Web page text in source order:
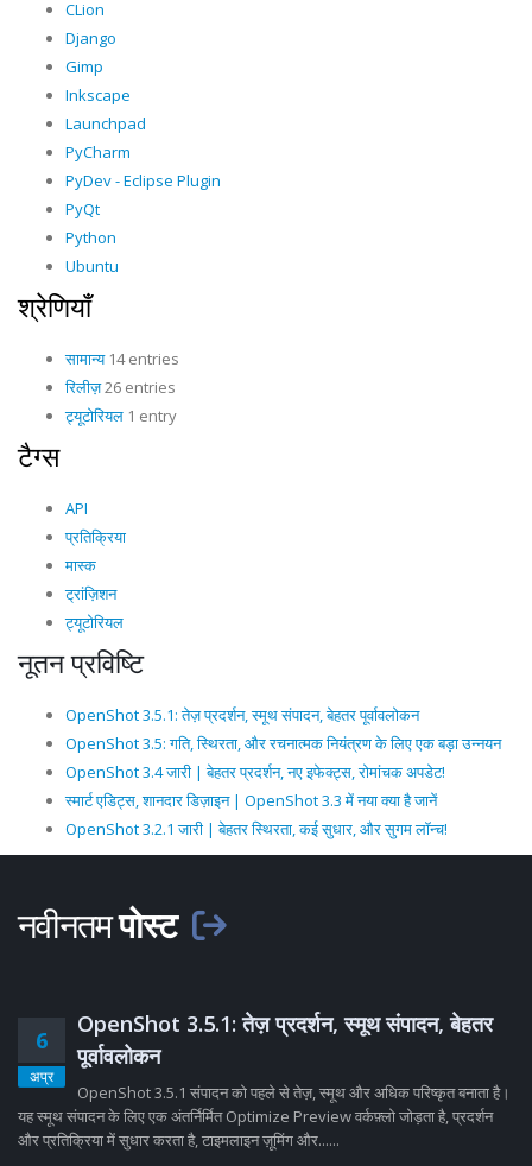
CLion
Django
Gimp
Inkscape
Launchpad
PyCharm
PyDev - Eclipse Plugin
PyQt
Python
Ubuntu
श्रेणियाँ
सामान्य14 entries
रिलीज़26 entries
ट्यूटोरियल 1 entry
टैग्स
API
प्रतिक्रिया
मास्क
ट्रांज़िशन
ट्यूटोरियल
नूतन प्रविष्टि
OpenShot 3.5.1: तेज़ प्रदर्शन, स्मूथ संपादन, बेहतर पूर्वावलोकन
OpenShot 3.5: गति, स्थिरता, और रचनात्मक नियंत्रण के लिए एक बड़ा उन्नयन
OpenShot 3.4 जारी | बेहतर प्रदर्शन, नए इफेक्ट्स, रोमांचक अपडेट!
स्मार्ट एडिट्स, शानदार डिज़ाइन | OpenShot 3.3 में नया क्या है जानें
OpenShot 3.2.1 जारी | बेहतर स्थिरता, कई सुधार, और सुगम लॉन्च!
नवीनतमपोस्ट
6
अप्र
OpenShot 3.5.1: तेज़ प्रदर्शन, स्मूथ संपादन, बेहतर
पूर्वावलोकन
OpenShot 3.5.1 संपादन को पहले से तेज़, स्मूथ और अधिक परिष्कृत बनाता है।
यह स्मूथ संपादन के लिए एक अंतर्निर्मित Optimize Preview वर्कफ़्लो जोड़ता है, प्रदर्शन
और प्रतिक्रिया में सुधार करता है, टाइमलाइन ज़ूमिंग और......